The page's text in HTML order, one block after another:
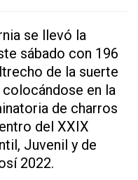
se llevó la
sábado con 196
de la suerte
en la
de charros
del XXIX
Juvenil y de
2022.